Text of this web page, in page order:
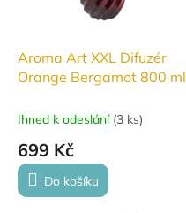
Aroma Art XXL Difuzér
Orange Bergamot 800 ml
Ihned k odeslání (3 ks)
699 Kč
Do košíku